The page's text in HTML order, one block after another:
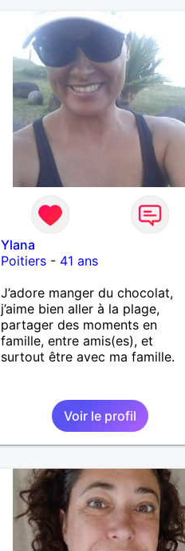
ex...si vous correspondez à ma
recherche ecrivez moi je vous
répondrai...
Ylana
Poitiers - 41 ans
J’adore manger du chocolat,
j’aime bien aller à la plage,
partager des moments en
famille, entre amis(es), et
surtout être avec ma famille.
Voir le profil